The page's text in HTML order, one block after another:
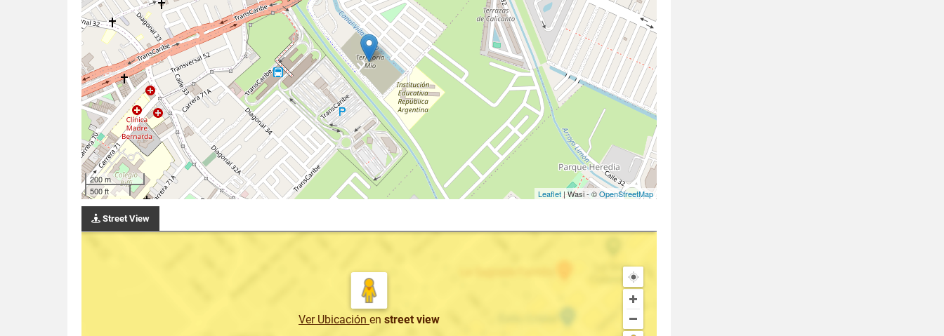
200 m
500 ft
Leaflet| Wasi - ©OpenStreetMap
Street View
Ver Ubicación en street view